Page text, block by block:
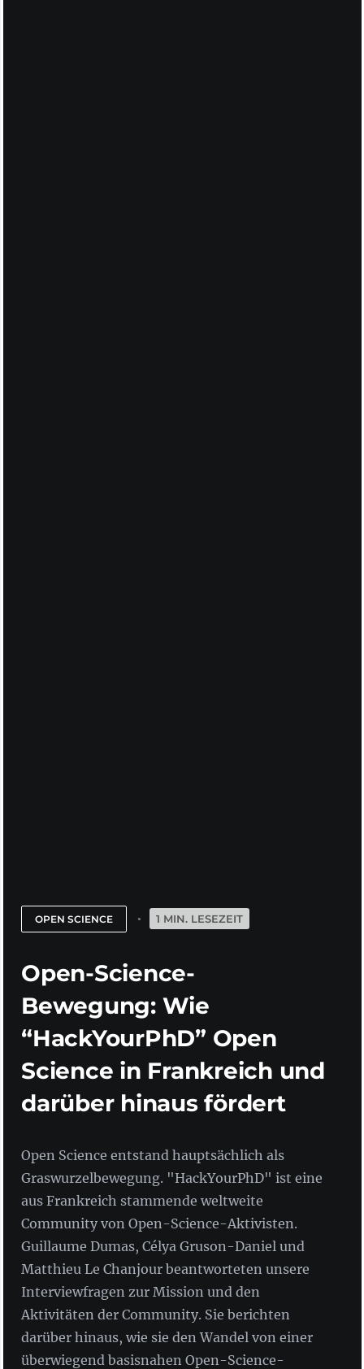
OPEN SCIENCE 1 MIN. LESEZEIT
Open-Science-
Bewegung: Wie
“HackYourPhD” Open
Science in Frankreich und
darüber hinaus fördert
Open Science entstand hauptsächlich als
Graswurzelbewegung. "HackYourPhD" ist eine
aus Frankreich stammende weltweite
Community von Open-Science-Aktivisten.
Guillaume Dumas, Célya Gruson-Daniel und
Matthieu Le Chanjour beantworteten unsere
Interviewfragen zur Mission und den
Aktivitäten der Community. Sie berichten
darüber hinaus, wie sie den Wandel von einer
überwiegend basisnahen Open-Science-